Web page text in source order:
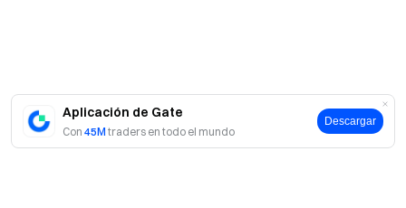
Aplicación de Gate
Con 45M traders en todo el mundo
Descargar